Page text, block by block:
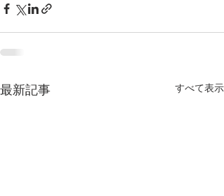
最新記事 すべて表示